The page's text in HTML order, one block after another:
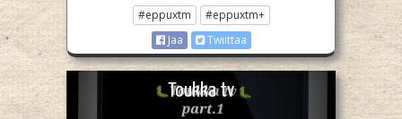
#eppuxtm
#eppuxtm+
Jaa
Twiittaa
Toukka tv